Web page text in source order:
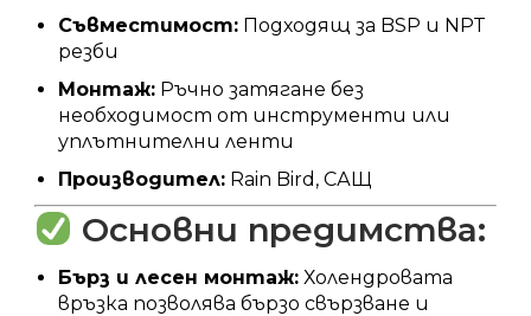
Съвместимост: Подходящ за BSP и NPT
резби
Монтаж: Ръчно затягане без
необходимост от инструменти или
уплътнителни ленти
Производител: Rain Bird, САЩ
Основни предимства:
Бърз и лесен монтаж: Холендровата
връзка позволява бързо свързване и